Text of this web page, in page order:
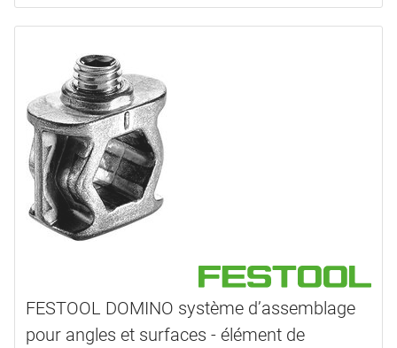
FESTOOL DOMINO système d’assemblage
pour angles et surfaces - élément de